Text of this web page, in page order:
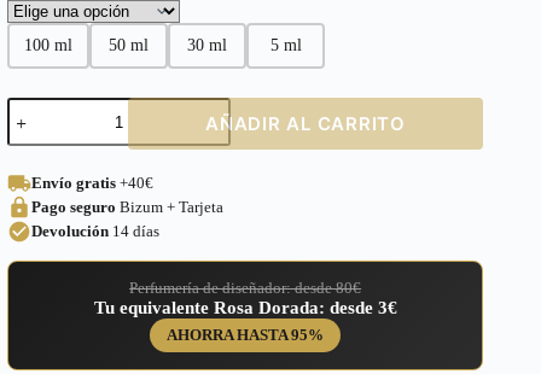
3,00€
hasta
16,95€
100 ml 50 ml 30 ml 5 ml
Perfume
equivalente
a
Flora
para
Mujer
243
AÑADIR AL CARRITO
Envío gratis +40€
Pago seguro Bizum + Tarjeta
Devolución 14 días
Perfumería de diseñador: desde 80€
Tu equivalente Rosa Dorada: desde 3€
AHORRA HASTA 95%